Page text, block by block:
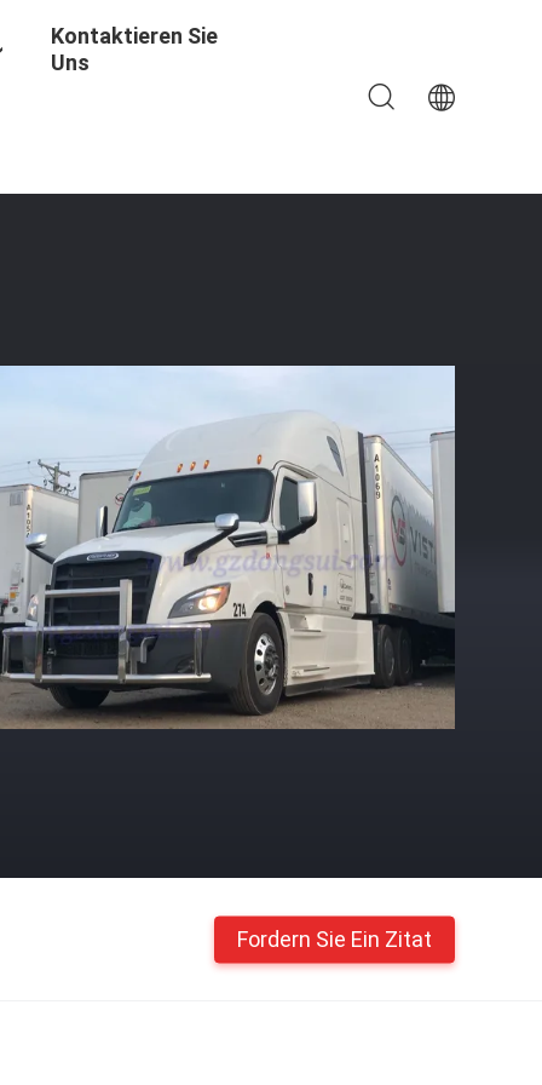
Kontaktieren Sie
Uns
Fordern Sie Ein Zitat